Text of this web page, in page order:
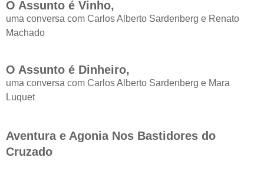
O Assunto é Vinho,
uma conversa com Carlos Alberto Sardenberg e Renato
Machado
O Assunto é Dinheiro,
uma conversa com Carlos Alberto Sardenberg e Mara
Luquet
Aventura e Agonia Nos Bastidores do
Cruzado